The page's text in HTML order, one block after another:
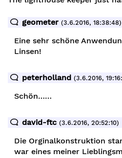
geometer (3.6.2016, 18:38:48)
Eine sehr schöne
Linsen!
peterholland (3.6.2016,
Schön……
david-ftc (3.6.2016, 20:52:10)
Die Orginalkonstruktion
war eines meiner